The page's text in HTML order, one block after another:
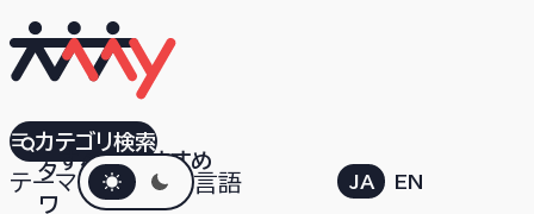
すべておすすめ
テーマダークモード言語 JA EN
カテゴリ検索
オ
タ
ワ